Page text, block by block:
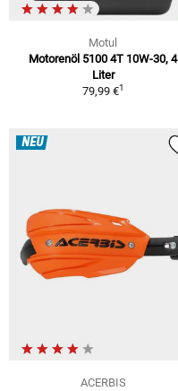
Motul
Motorenöl 5100 4T 10W-30, 4
Liter
79,99 €1
NEU
ACERBIS